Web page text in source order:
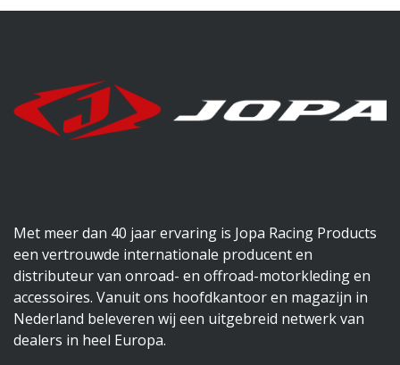
Met meer dan 40 jaar ervaring is Jopa Racing Products
een vertrouwde internationale producent en
distributeur van onroad- en offroad-motorkleding en
accessoires. Vanuit ons hoofdkantoor en magazijn in
Nederland beleveren wij een uitgebreid netwerk van
dealers in heel Europa.